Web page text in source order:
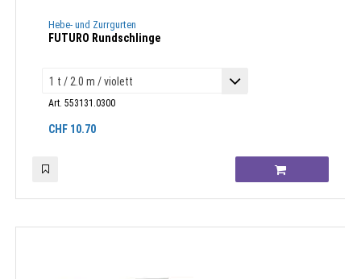
Hebe- und Zurrgurten
FUTURO Rundschlinge
Art. 553131.0300
CHF 10.70